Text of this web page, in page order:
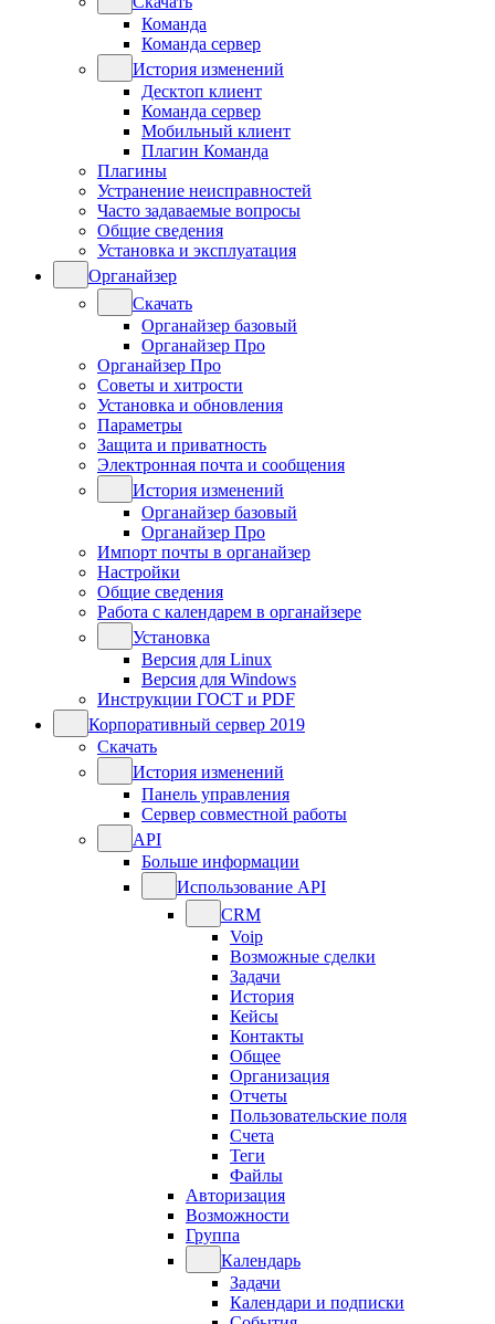
Команда
Команда сервер
История изменений
Десктоп клиент
Команда сервер
Мобильный клиент
Плагин Команда
Плагины
Устранение неисправностей
Часто задаваемые вопросы
Общие сведения
Установка и эксплуатация
Органайзер
Скачать
Органайзер базовый
Органайзер Про
Органайзер Про
Советы и хитрости
Установка и обновления
Параметры
Защита и приватность
Электронная почта и сообщения
История изменений
Органайзер базовый
Органайзер Про
Импорт почты в органайзер
Настройки
Общие сведения
Работа с календарем в органайзере
Установка
Версия для Linux
Версия для Windows
Инструкции ГОСТ и PDF
Корпоративный сервер 2019
Скачать
История изменений
Панель управления
Сервер совместной работы
API
Больше информации
Использование API
CRM
Voip
Возможные сделки
Задачи
История
Кейсы
Контакты
Общее
Организация
Отчеты
Пользовательские поля
Счета
Теги
Файлы
Авторизация
Возможности
Группа
Календарь
Задачи
Календари и подписки